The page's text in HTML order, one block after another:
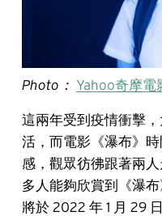
Photo： Yahoo奇摩電
這兩年受到疫情衝擊
活，而電影《瀑布》
感，觀眾彷彿跟著兩
多人能夠欣賞到《瀑
將於 2022 年 1 月 29